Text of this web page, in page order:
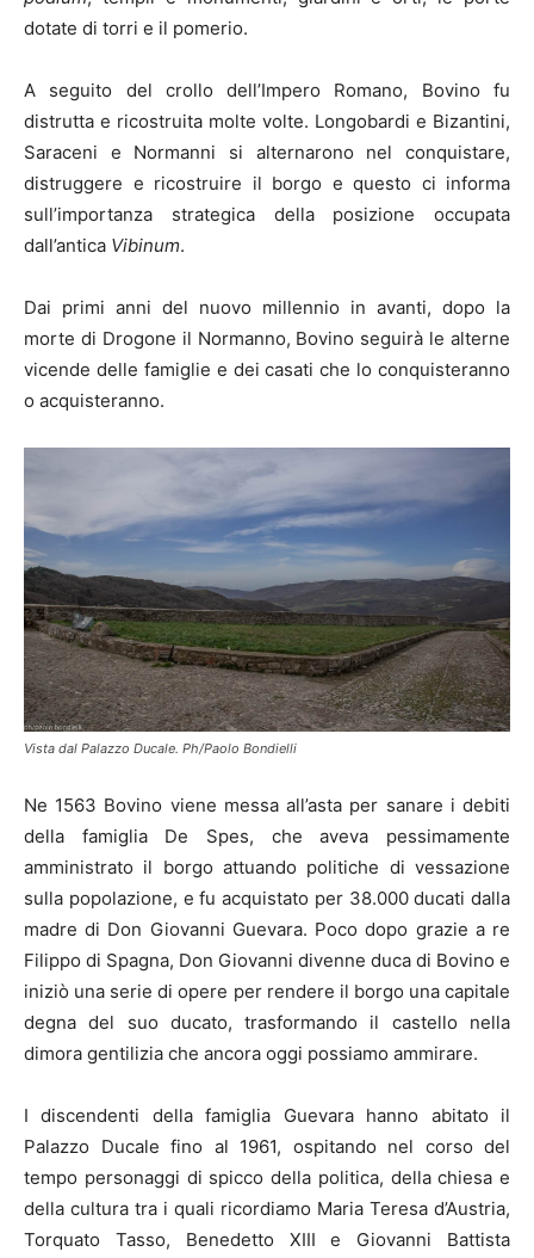
dotate di torri e il pomerio.
A seguito del crollo dell’Impero Romano, Bovino fu
distrutta e ricostruita molte volte. Longobardi e Bizantini,
Saraceni e Normanni si alternarono nel conquistare,
distruggere e ricostruire il borgo e questo ci informa
sull’importanza strategica della posizione occupata
dall’antica Vibinum.
Dai primi anni del nuovo millennio in avanti, dopo la
morte di Drogone il Normanno, Bovino seguirà le alterne
vicende delle famiglie e dei casati che lo conquisteranno
o acquisteranno.
Vista dal Palazzo Ducale. Ph/Paolo Bondielli
Ne 1563 Bovino viene messa all’asta per sanare i debiti
della famiglia De Spes, che aveva pessimamente
amministrato il borgo attuando politiche di vessazione
sulla popolazione, e fu acquistato per 38.000 ducati dalla
madre di Don Giovanni Guevara. Poco dopo grazie a re
Filippo di Spagna, Don Giovanni divenne duca di Bovino e
iniziò una serie di opere per rendere il borgo una capitale
degna del suo ducato, trasformando il castello nella
dimora gentilizia che ancora oggi possiamo ammirare.
I discendenti della famiglia Guevara hanno abitato il
Palazzo Ducale fino al 1961, ospitando nel corso del
tempo personaggi di spicco della politica, della chiesa e
della cultura tra i quali ricordiamo Maria Teresa d’Austria,
Torquato Tasso, Benedetto XIII e Giovanni Battista